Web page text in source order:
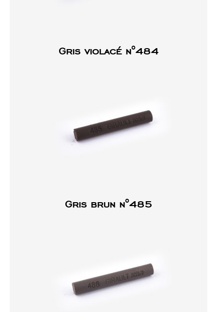
Gris violacé n°484
Gris brun n°485